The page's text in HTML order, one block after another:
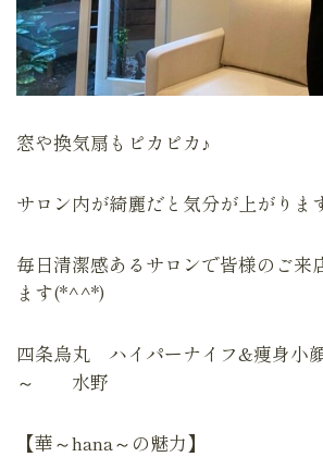
窓や換気扇もピカピカ♪
サロン内が綺麗だと気分が上がり
毎日清潔感あるサロンで皆様のご来
ます(*^^*)
四条烏丸 ハイパーナイフ&痩身小
～ 水野
【華～hana～の魅力】